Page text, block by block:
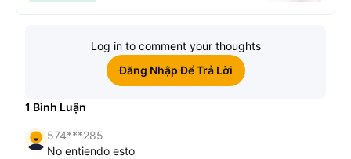
Log in to comment your thoughts
Đăng Nhập Để Trả Lời
1 Bình Luận
574***285
No entiendo esto